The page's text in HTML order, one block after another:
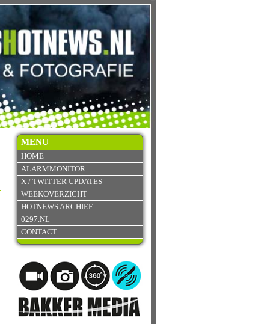
MENU
HOME
ALARMMONITOR
X / TWITTER UPDATES
WEEKOVERZICHT
HOTNEWS ARCHIEF
0297.NL
CONTACT